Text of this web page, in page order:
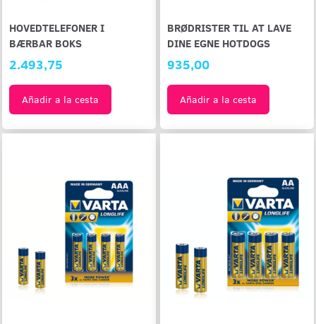
HOVEDTELEFONER I
BÆRBAR BOKS
2.493,75
Añadir a la cesta
BRØDRISTER TIL AT LAVE
DINE EGNE HOTDOGS
935,00
Añadir a la cesta